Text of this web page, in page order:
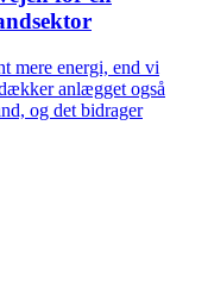
mere energi, end vi
anlægget også
og det bidrager